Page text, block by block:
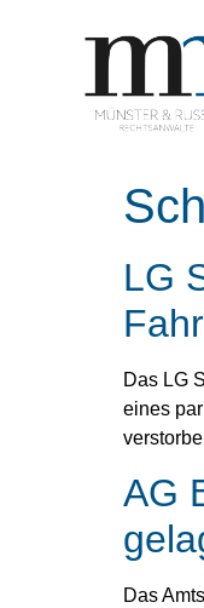
LG
Das LG
eines
AG
Das